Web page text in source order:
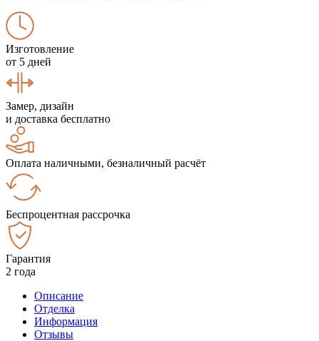
Изготовление
от 5 дней
Замер, дизайн
и доставка бесплатно
Оплата наличными, безналичный расчёт
Беспроцентная рассрочка
Гарантия
2 года
Описание
Отделка
Информация
Отзывы